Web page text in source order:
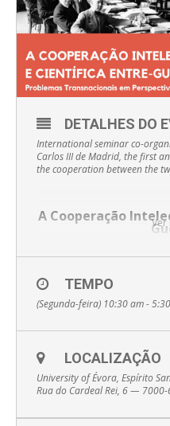
Ver
DETALHES DO
International seminar co-
Carlos III de Madrid, the first
the cooperation between the
A Cooperação
O Grupo de Investigação em
de trabalho regular com a
estado espanhol e, agora,
encontros anuais.
Este primeiro seminário é o
de Investigação “El proyecto
TEMPO
(Segunda-feira) 10:30 am -
LOCALIZAÇÃO
University of Évora, Espírito
Rua do Cardeal Rei, 6 —